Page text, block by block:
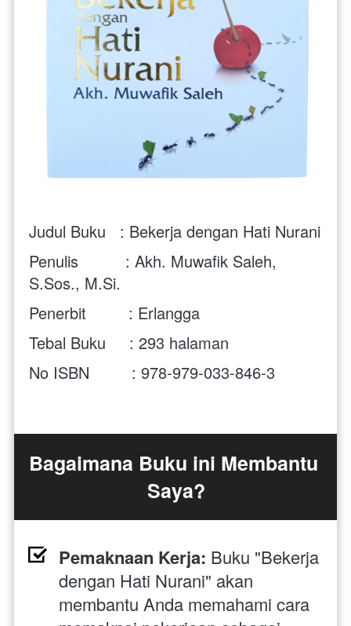
Judul Buku   : Bekerja dengan Hati Nurani
Penulis          : Akh. Muwafik Saleh,
S.Sos., M.Si.
Penerbit         : Erlangga
Tebal Buku     : 293 halaman
No ISBN         : 978-979-033-846-3
Bagaimana Buku ini Membantu
Saya?
Pemaknaan Kerja: Buku "Bekerja
dengan Hati Nurani" akan
membantu Anda memahami cara